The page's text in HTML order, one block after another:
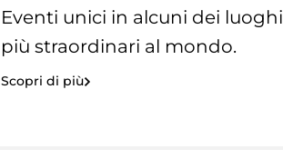
Eventi unici in alcuni dei luoghi
più straordinari al mondo.
Scopri di più